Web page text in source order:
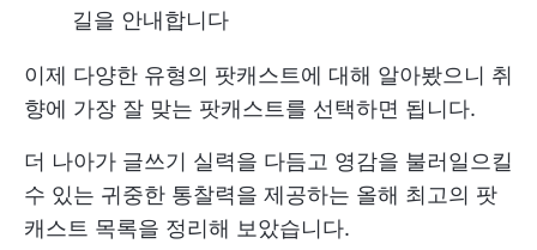
길을 안내합니다
이제 다양한 유형의 팟캐스트에 대해 알아봤으니 취
향에 가장 잘 맞는 팟캐스트를 선택하면 됩니다.
더 나아가 글쓰기 실력을 다듬고 영감을 불러일으킬
수 있는 귀중한 통찰력을 제공하는 올해 최고의 팟
캐스트 목록을 정리해 보았습니다.